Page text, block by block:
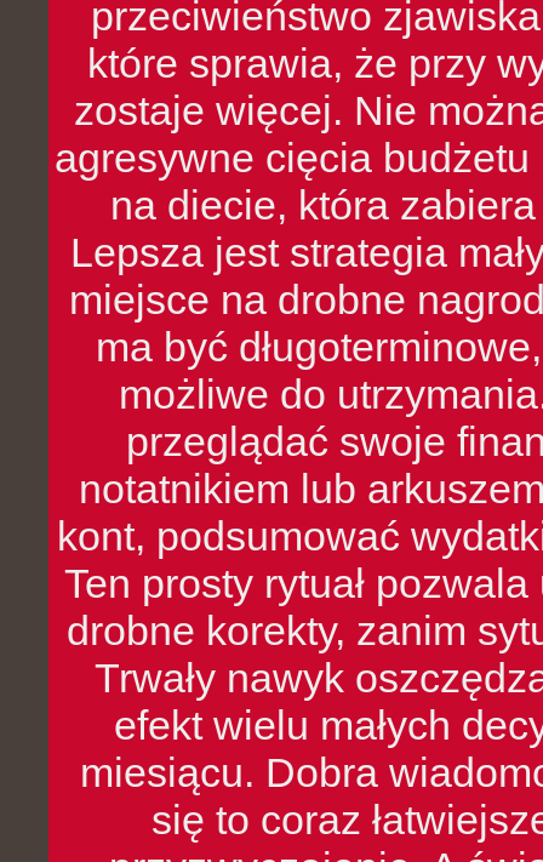
przeciwieństwo
które sprawia, że przy
zostaje więcej. Nie
agresywne cięcia
na diecie, która
Lepsza jest strategia
miejsce na drobne
ma być
możliwe do
przeglądać swoje
notatnikiem lub
kont, podsumować
Ten prosty rytuał
drobne korekty, zanim
Trwały nawyk
efekt wielu małych
miesiącu. Dobra
się to coraz